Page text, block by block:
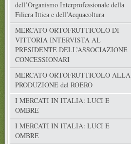
dell’Organismo Interprofessionale della
Filiera Ittica e dell’Acquacoltura
MERCATO ORTOFRUTTICOLO DI
VITTORIA INTERVISTA AL
PRESIDENTE DELL’ASSOCIAZIONE
CONCESSIONARI
MERCATO ORTOFRUTTICOLO ALLA
PRODUZIONE del ROERO
I MERCATI IN ITALIA: LUCI E
OMBRE
I MERCATI IN ITALIA: LUCI E
OMBRE